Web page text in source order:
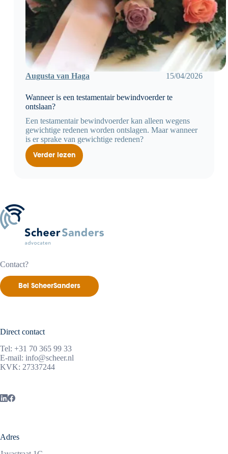
Augusta van Haga 15/04/2026
Wanneer is een testamentair bewindvoerder te
ontslaan?
Een testamentair bewindvoerder kan alleen wegens
gewichtige redenen worden ontslagen. Maar wanneer
is er sprake van gewichtige redenen?
Verder lezen
Wanneer
Contact?
Bel ScheerSanders
Direct contact
Tel: +31 70 365 99 33
E-mail: info@scheer.nl
KVK: 27337244
Adres